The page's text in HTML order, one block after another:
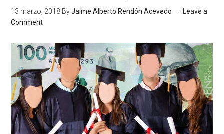
13 marzo, 2018 ByJaime Alberto Rendón Acevedo
Leave a
Comment